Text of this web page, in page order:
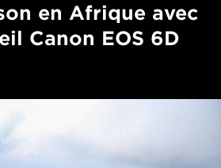
en Afrique avec
Canon EOS 6D